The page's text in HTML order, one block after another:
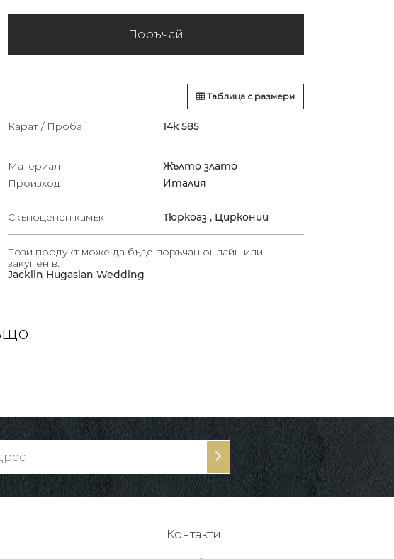
Поръчай
Таблица с размери
Карат / Проба 14к 585
Материал
Жълто злато
Произход
Италия
Скъпоценен камък Тюркоаз , Цирконии
Този продукт може да бъде поръчан онлайн или
закупен в:
Jacklin Hugasian Wedding
Контакти